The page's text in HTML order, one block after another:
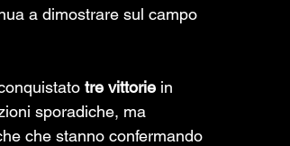
a dimostrare sul campo
tre vittorie in
sporadiche, ma
che stanno confermando